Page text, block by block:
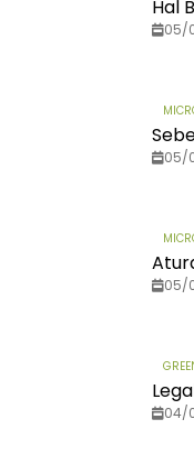
Hal
05/
05/
05/
04/